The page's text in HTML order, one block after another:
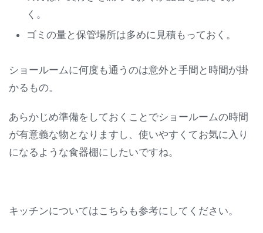
く。
ゴミの量と保管場所は多めに見積もっておく。
ショールームに何度も通うのは意外と手間と時間が掛
かるもの。
あらかじめ準備をしておくことでショールームの時間
が有意義な物となりますし、使いやすくてお気に入り
になるような食器棚にしたいですね。
キッチンについてはこちらも参考にしてください。